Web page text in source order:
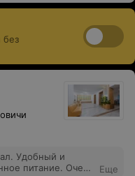
без
Удобный и
питание. Очень
Еще